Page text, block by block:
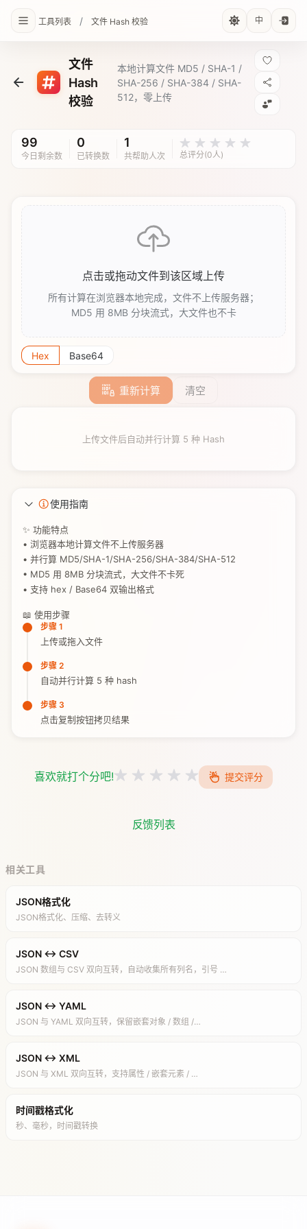
工具列表 / 文件 Hash 校验 中
文件
Hash
校验
本地计算文件 MD5 / SHA-1 /
SHA-256 / SHA-384 / SHA-
512，零上传
99
今日剩余数
0
已转换数
1
共帮助人次 总评分(0人)
点击或拖动文件到该区域上传
所有计算在浏览器本地完成，文件不上传服务器；
MD5 用 8MB 分块流式，大文件也不卡
Hex Base64
重新计算 清空
上传文件后自动并行计算 5 种 Hash
使用指南
✨ 功能特点
• 浏览器本地计算文件不上传服务器
• 并行算 MD5/SHA-1/SHA-256/SHA-384/SHA-512
• MD5 用 8MB 分块流式，大文件不卡死
• 支持 hex / Base64 双输出格式
📖 使用步骤
步骤 1
上传或拖入文件
步骤 2
自动并行计算 5 种 hash
步骤 3
点击复制按钮拷贝结果
喜欢就打个分吧! 提交评分
反馈列表
相关工具
JSON格式化
JSON格式化、压缩、去转义
JSON ↔ CSV
JSON 数组与 CSV 双向互转，自动收集所有列名，引号 …
JSON ↔ YAML
JSON 与 YAML 双向互转，保留嵌套对象 / 数组 /…
JSON ↔ XML
JSON 与 XML 双向互转，支持属性 / 嵌套元素 / …
时间戳格式化
秒、毫秒，时间戳转换